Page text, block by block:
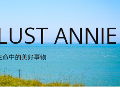
ANNIE
命中的美好事物